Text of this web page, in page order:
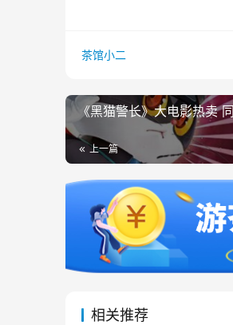
茶馆小二
《黑猫警长》大电影热卖
上一篇
相关推荐